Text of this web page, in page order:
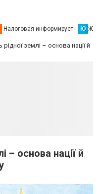
Налоговая информирует Ю
рідної землі – основа нації й
– основа нації й